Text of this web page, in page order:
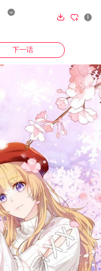
   
下一话